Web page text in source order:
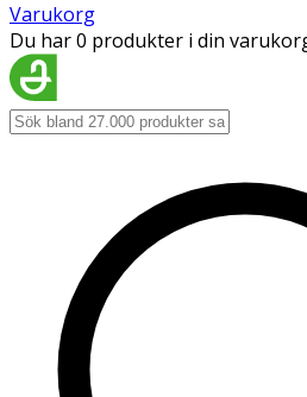
Varukorg
Du har 0 produkter i din